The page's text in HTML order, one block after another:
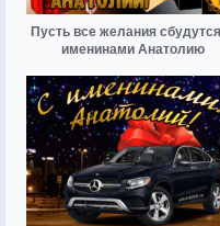
Пусть все желания
именинами Анатолию